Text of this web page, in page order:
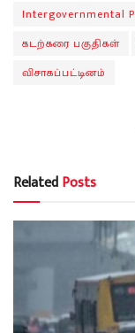
Intergovernmental
கடற்கரை பகுதிகள்
விசாகப்பட்டினம்
RelatedPosts